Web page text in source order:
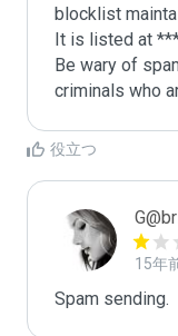
blocklist
It is listed at
Be wary of
criminals who
役立つ
15年
Spam sending.